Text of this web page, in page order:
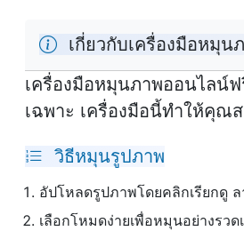
เกี่ยวกับเครื่องมือหมุน
เครื่องมือหมุนภาพออนไลน์
เฉพาะ เครื่องมือนี้ทำให้คุ
วิธีหมุนรูปภาพ
อัปโหลดรูปภาพโดยคลิกเรียกดู
เลือกโหมดง่ายเพื่อหมุนอย่างรว